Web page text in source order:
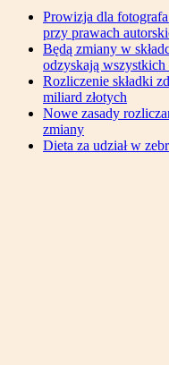
Prowizja dla
przy prawach
Będą zmiany w
odzyskają wszystkich
Rozliczenie składki
miliard złotych
Nowe zasady
zmiany
Dieta za udział w